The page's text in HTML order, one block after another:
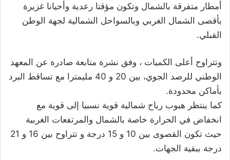
أمطار متفرقة بالشمال وتكون مؤقتا رعدية وأحيانا غزيرة
بأقصى الشمال الغربي وبالسواحل الشمالية لجهة الوطن
القبلي.
وتتراوح أعلى الكميات ، وفق نشرة متابعة صادرة عن المعهد
الوطني للرصد الجوي، بين 20 و 40 مليمترا مع تساقط البرد
بأماكن محدودة.
كما ينتظر هبوب رياح شمالية قوية نسبيا إلى قوية مع
انخفاض في الحرارة خاصة بالشمال والمرتفعات الغربية
حيث تكون القصوى بين 10 و 15 درجة و تتراوح بين 16 و 21
درجة ببقية الجهات.